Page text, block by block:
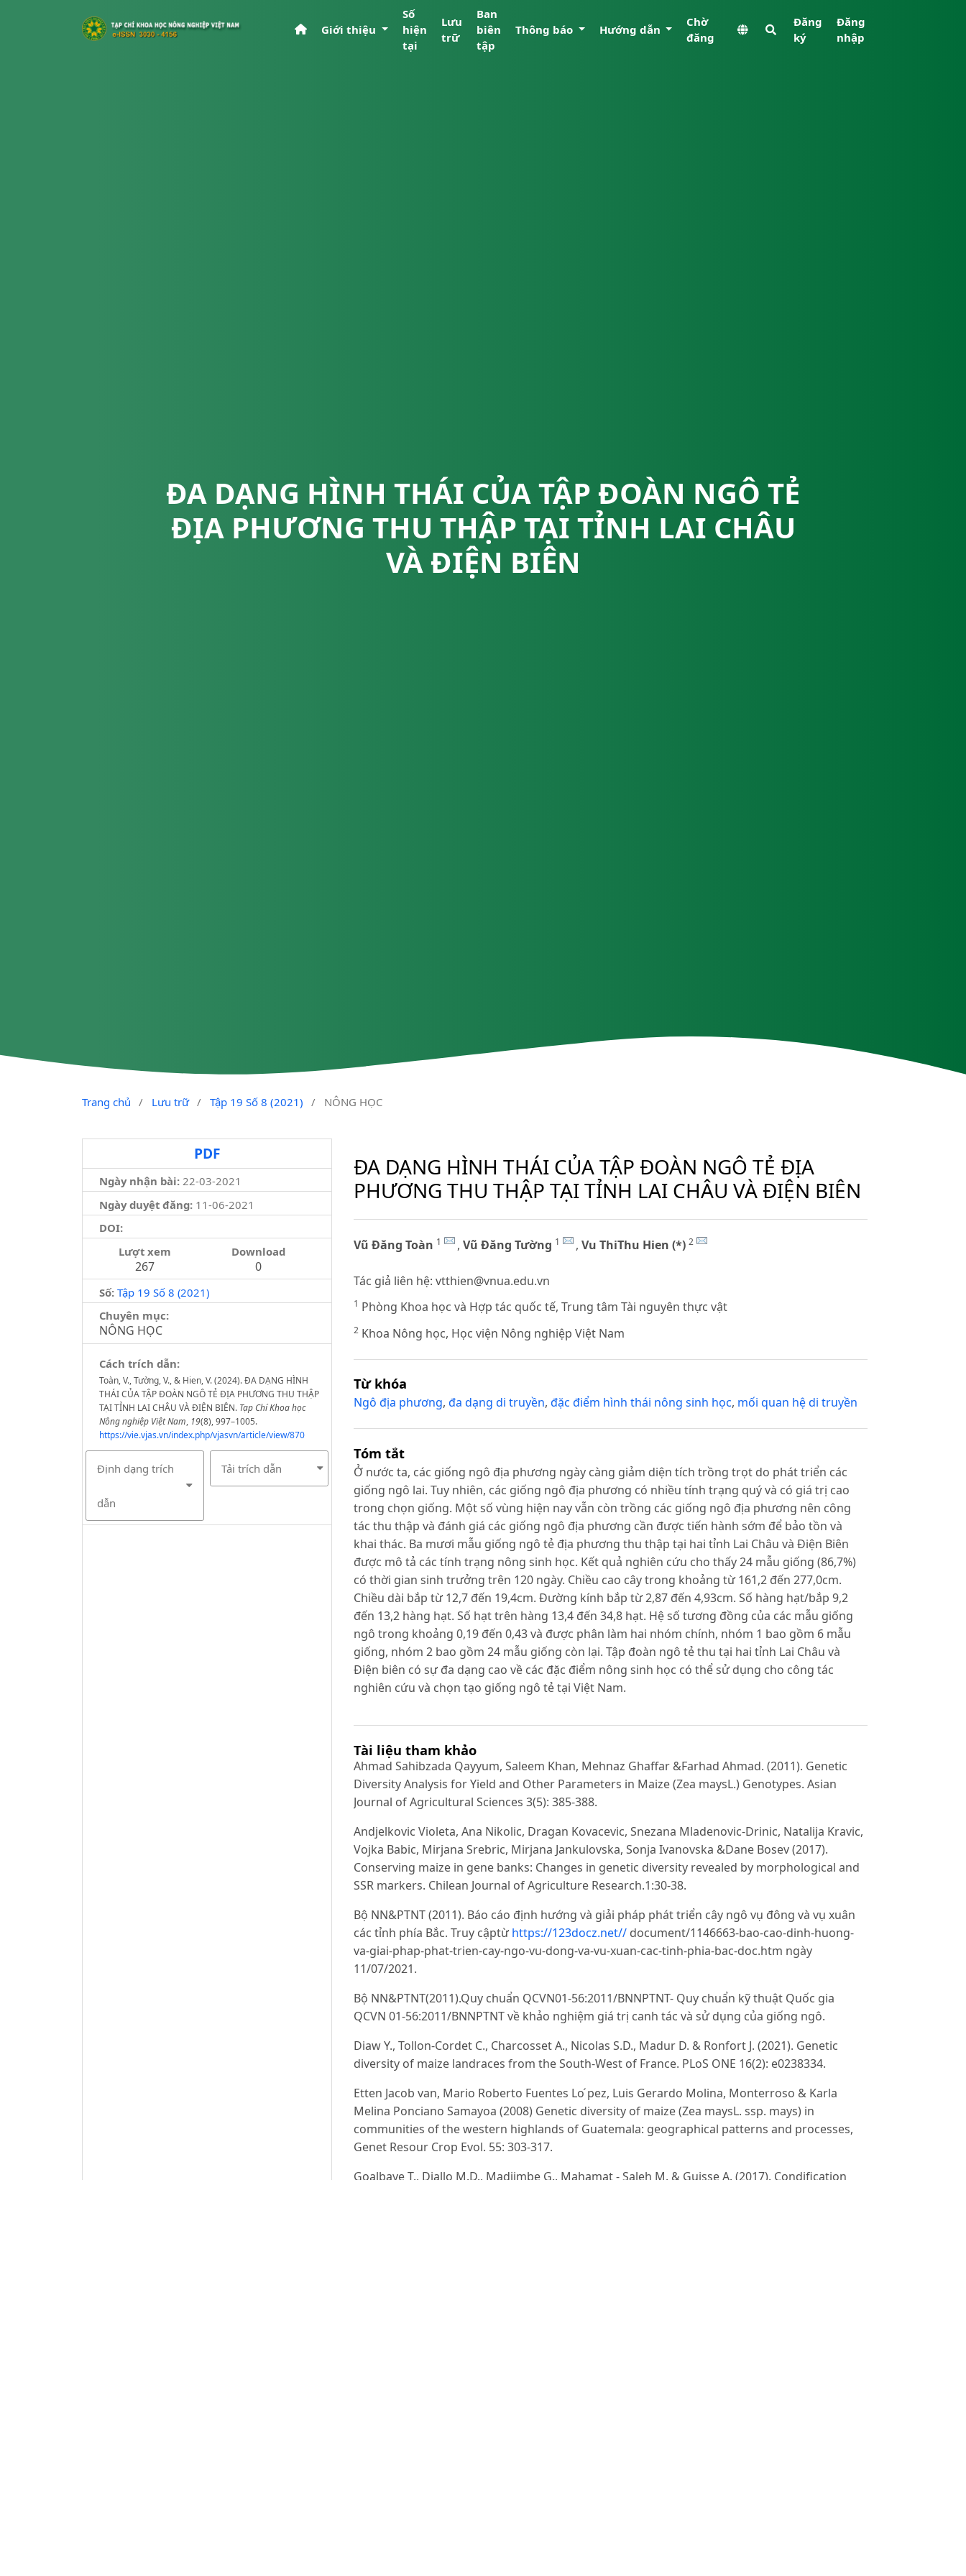
Giới thiệu
Số
hiện
tại
Lưu
trữ
Ban
biên
tập
Thông báo Hướng dẫn
Chờ
đăng
Đăng
ký
Đăng
nhập
ĐA DẠNG HÌNH THÁI CỦA TẬP ĐOÀN NGÔ TẺ
ĐỊA PHƯƠNG THU THẬP TẠI TỈNH LAI CHÂU
VÀ ĐIỆN BIÊN
Trang chủ / Lưu trữ / Tập 19 Số 8 (2021) / NÔNG HỌC
PDF
Ngày nhận bài: 22-03-2021
Ngày duyệt đăng:11-06-2021
DOI:
Lượt xem
267
Download
0
Số: Tập 19 Số 8 (2021)
Chuyên mục:
NÔNG HỌC
Cách trích dẫn:
Toàn, V., Tường, V., & Hien, V. (2024). ĐA DẠNG HÌNH
THÁI CỦA TẬP ĐOÀN NGÔ TẺ ĐỊA PHƯƠNG THU THẬP
TẠI TỈNH LAI CHÂU VÀ ĐIỆN BIÊN. Tạp Chí Khoa học
Nông nghiệp Việt Nam, 19(8), 997–1005.
https://vie.vjas.vn/index.php/vjasvn/article/view/870
Định dạng trích
dẫn
Tải trích dẫn
ĐA DẠNG HÌNH THÁI CỦA TẬP ĐOÀN NGÔ TẺ ĐỊA
PHƯƠNG THU THẬP TẠI TỈNH LAI CHÂU VÀ ĐIỆN BIÊN
Vũ Đăng Toàn 1 , Vũ Đăng Tường 1 , Vu ThiThu Hien (*) 2
Tác giả liên hệ: vtthien@vnua.edu.vn
1 Phòng Khoa học và Hợp tác quốc tế, Trung tâm Tài nguyên thực vật
2Khoa Nông học, Học viện Nông nghiệp Việt Nam
Từ khóa
Ngô địa phương, đa dạng di truyền, đặc điểm hình thái nông sinh học, mối quan hệ di truyền
Tóm tắt
Ở nước ta, các giống ngô địa phương ngày càng giảm diện tích trồng trọt do phát triển các
giống ngô lai. Tuy nhiên, các giống ngô địa phương có nhiều tính trạng quý và có giá trị cao
trong chọn giống. Một số vùng hiện nay vẫn còn trồng các giống ngô địa phương nên công
tác thu thập và đánh giá các giống ngô địa phương cần được tiến hành sớm để bảo tồn và
khai thác. Ba mươi mẫu giống ngô tẻ địa phương thu thập tại hai tỉnh Lai Châu và Điện Biên
được mô tả các tính trạng nông sinh học. Kết quả nghiên cứu cho thấy 24 mẫu giống (86,7%)
có thời gian sinh trưởng trên 120 ngày. Chiều cao cây trong khoảng từ 161,2 đến 277,0cm.
Chiều dài bắp từ 12,7 đến 19,4cm. Đường kính bắp từ 2,87 đến 4,93cm. Số hàng hạt/bắp 9,2
đến 13,2 hàng hạt. Số hạt trên hàng 13,4 đến 34,8 hạt. Hệ số tương đồng của các mẫu giống
ngô trong khoảng 0,19 đến 0,43 và được phân làm hai nhóm chính, nhóm 1 bao gồm 6 mẫu
giống, nhóm 2 bao gồm 24 mẫu giống còn lại. Tập đoàn ngô tẻ thu tại hai tỉnh Lai Châu và
Điện biên có sự đa dạng cao về các đặc điểm nông sinh học có thể sử dụng cho công tác
nghiên cứu và chọn tạo giống ngô tẻ tại Việt Nam.
Tài liệu tham khảo
Ahmad Sahibzada Qayyum, Saleem Khan, Mehnaz Ghaffar &Farhad Ahmad. (2011). Genetic
Diversity Analysis for Yield and Other Parameters in Maize (Zea maysL.) Genotypes. Asian
Journal of Agricultural Sciences 3(5): 385-388.
Andjelkovic Violeta, Ana Nikolic, Dragan Kovacevic, Snezana Mladenovic-Drinic, Natalija Kravic,
Vojka Babic, Mirjana Srebric, Mirjana Jankulovska, Sonja Ivanovska &Dane Bosev (2017).
Conserving maize in gene banks: Changes in genetic diversity revealed by morphological and
SSR markers. Chilean Journal of Agriculture Research.1:30-38.
Bộ NN&PTNT (2011). Báo cáo định hướng và giải pháp phát triển cây ngô vụ đông và vụ xuân
các tỉnh phía Bắc. Truy cậptừhttps://123docz.net//document/1146663-bao-cao-dinh-huong-
va-giai-phap-phat-trien-cay-ngo-vu-dong-va-vu-xuan-cac-tinh-phia-bac-doc.htm ngày
11/07/2021.
Bộ NN&PTNT(2011).Quy chuẩn QCVN01-56:2011/BNNPTNT- Quy chuẩn kỹ thuật Quốc gia
QCVN 01-56:2011/BNNPTNT về khảo nghiệm giá trị canh tác và sử dụng của giống ngô.
Diaw Y., Tollon-Cordet C., Charcosset A., Nicolas S.D., Madur D. & Ronfort J. (2021). Genetic
diversity of maize landraces from the South-West of France. PLoS ONE 16(2): e0238334.
Etten Jacob van, Mario Roberto Fuentes Lo ́pez, Luis Gerardo Molina, Monterroso & Karla
Melina Ponciano Samayoa (2008) Genetic diversity of maize (Zea maysL. ssp. mays) in
communities of the western highlands of Guatemala: geographical patterns and processes,
Genet Resour Crop Evol. 55: 303-317.
Goalbaye T., Diallo M.D., Madjimbe G., Mahamat - Saleh M. & Guisse A. (2017). Condification